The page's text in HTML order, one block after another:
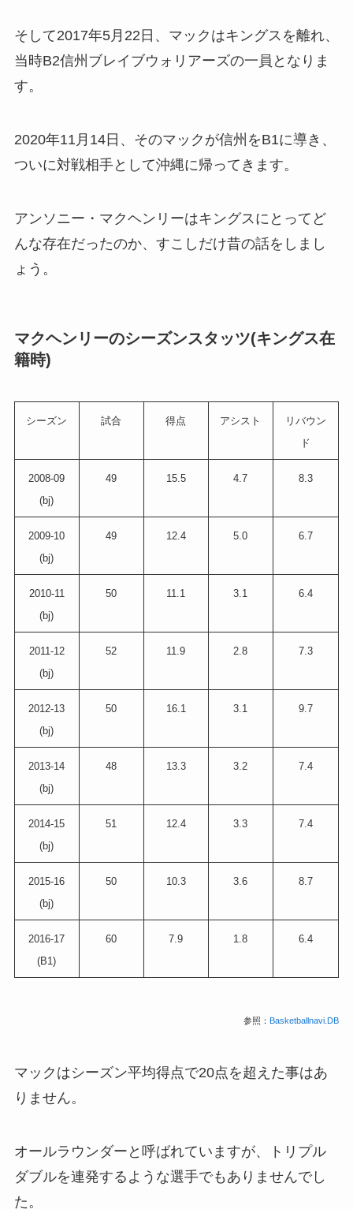
そして2017年5月22日、マックはキングスを離れ、
当時B2信州ブレイブウォリアーズの一員となりま
す。
2020年11月14日、そのマックが信州をB1に導き、
ついに対戦相手として沖縄に帰ってきます。
アンソニー・マクヘンリーはキングスにとってど
んな存在だったのか、すこしだけ昔の話をしまし
ょう。
マクヘンリーのシーズンスタッツ(キングス在
籍時)
シーズン 試合 得点 アシスト
リバウン
ド
2008-09
(bj)
49 15.5 4.7 8.3
2009-10
(bj)
49 12.4 5.0 6.7
2010-11
(bj)
50 11.1 3.1 6.4
2011-12
(bj)
52 11.9 2.8 7.3
2012-13
(bj)
50 16.1 3.1 9.7
2013-14
(bj)
48 13.3 3.2 7.4
2014-15
(bj)
51 12.4 3.3 7.4
2015-16
(bj)
50 10.3 3.6 8.7
2016-17
(B1)
60 7.9 1.8 6.4
参照： Basketballnavi.DB
マックはシーズン平均得点で20点を超えた事はあ
りません。
オールラウンダーと呼ばれていますが、トリプル
ダブルを連発するような選手でもありませんでし
た。